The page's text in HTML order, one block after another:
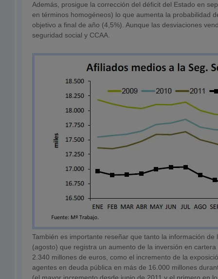
Además, prosigue la corrección del déficit del Estado en
en términos homogéneos) lo que aumenta la probabilidad
objetivo a final de año (4,5%). Aunque las desviaciones
seguridad social y CCAA.
También es importante reseñar que tanto la información de
(agosto) que registra un aumento de la inversión en
2.340 millones de euros, como el incremento de la
agentes en deuda pública en más de 16.000 millones